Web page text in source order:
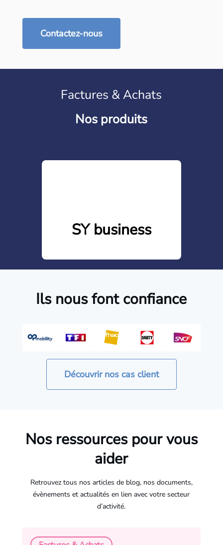
Contactez-nous
Factures & Achats
Nos produits
SY business
Ils nous font confiance
Découvrir nos cas client
Nos ressources pour vous
aider
Retrouvez tous nos articles de blog, nos documents,
évènements et actualités en lien avec votre secteur
d’activité.